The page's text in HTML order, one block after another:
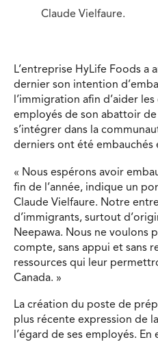
Claude Vielfaure.
L’entreprise HyLife Foods a
dernier son intention
l’immigration afin d’aider
employés de son abattoir
s’intégrer dans la
derniers ont été embauchés
« Nous espérons avoir
fin de l’année, indique un
Claude Vielfaure. Notre
d’immigrants, surtout
Neepawa. Nous ne voulons
compte, sans appui et sans
ressources qui leur
Canada. »
La création du poste de
plus récente expression de
l’égard de ses employés.